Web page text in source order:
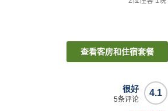
查看客房和住宿套餐
4.1
很好
5条评论